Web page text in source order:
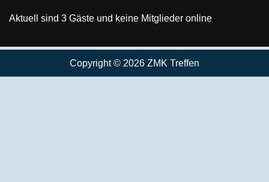
Aktuell sind 3 Gäste und keine Mitglieder online
Copyright © 2026 ZMK Treffen